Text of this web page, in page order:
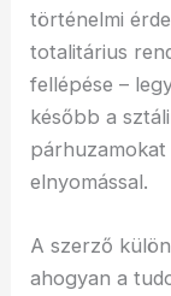
történelmi
totalitárius
fellépése –
később a
párhuzamokat
elnyomással.
A szerző
ahogyan a